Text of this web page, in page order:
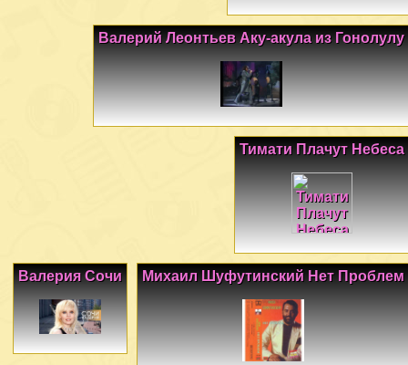
Валерий Леонтьев Аку-акула из Гонолулу
Тимати Плачут Небеса
Михаил Шуфутинский Нет Проблем
Валерия Сочи